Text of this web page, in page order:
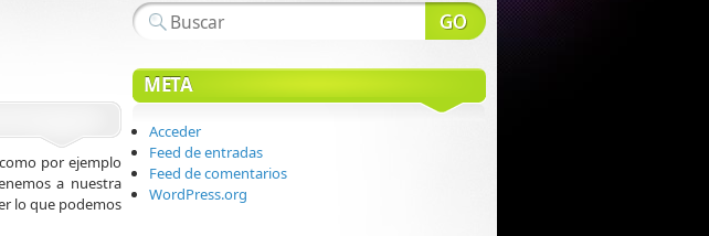
por ejemplo
a nuestra
lo que podemos
META
Acceder
Feed de entradas
Feed de comentarios
WordPress.org